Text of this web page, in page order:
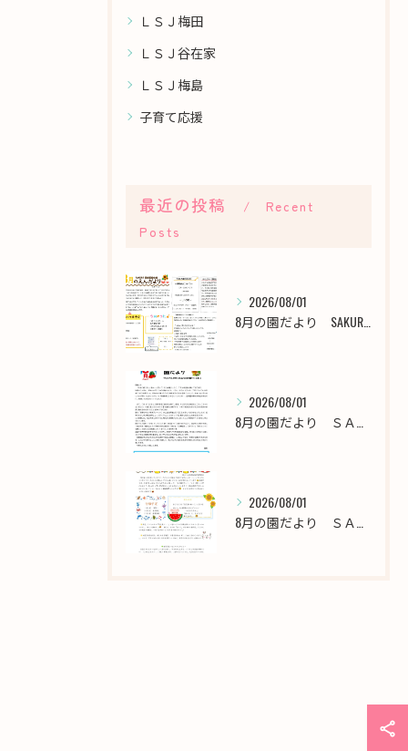
ＬＳＪ梅田
ＬＳＪ谷在家
ＬＳＪ梅島
子育て応援
最近の投稿
Recent
Posts
2026/08/01
8月の園だより SAKURA保育園谷在家
2026/08/01
8月の園だより ＳＡＫＵＲＡ保育園千川
2026/08/01
8月の園だより ＳＡＫＵＲＡ保育園西新井